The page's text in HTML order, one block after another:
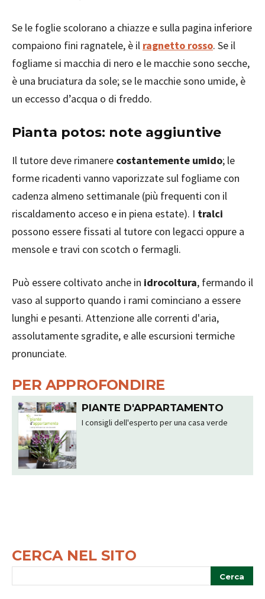
Se le foglie scolorano a chiazze e sulla pagina inferiore
compaiono fini ragnatele, è il ragnetto rosso. Se il
fogliame si macchia di nero e le macchie sono secche,
è una bruciatura da sole; se le macchie sono umide, è
un eccesso d’acqua o di freddo.
Pianta potos: note aggiuntive
Il tutore deve rimanere costantemente umido; le
forme ricadenti vanno vaporizzate sul fogliame con
cadenza almeno settimanale (più frequenti con il
riscaldamento acceso e in piena estate). I tralci
possono essere fissati al tutore con legacci oppure a
mensole e travi con scotch o fermagli.
Può essere coltivato anche in idrocoltura, fermando il
vaso al supporto quando i rami cominciano a essere
lunghi e pesanti. Attenzione alle correnti d'aria,
assolutamente sgradite, e alle escursioni termiche
pronunciate.
PER APPROFONDIRE
PIANTE D'APPARTAMENTO
I consigli dell'esperto per una casa verde
CERCA NEL SITO